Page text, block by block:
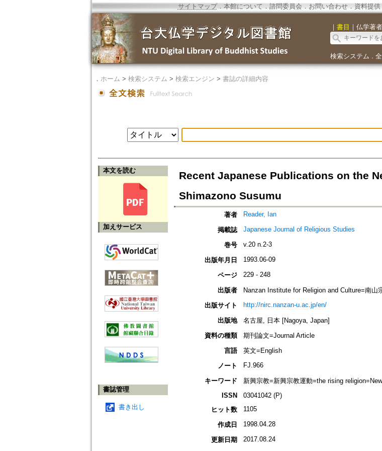
サイトマップ．本館について ． 諮問委員会． お問い合わせ． 資料提供
｜ 書目 ｜ 仏学著
検索システム ．
． ホーム > 検索システム > 検索エンジン > 書誌の詳細内容
本文を読む
加えサービス
書誌管理
書き出し
Recent Japanese Publications on the
Shimazono Susumu
著者 Reader, Ian
掲載誌 Japanese Journal of Religious Studies
巻号 v.20 n.2-3
出版年月日 1993.06-09
ページ 229 - 248
出版者
Nanzan Institute for Religion and Culture=南山
出版サイト
http://nirc.nanzan-u.ac.jp/en/
出版地
名古屋, 日本 [Nagoya, Japan]
資料の種類
期刊論文=Journal Article
言語
英文=English
ノート
FJ.966
キーワード
新興宗教=新興宗教運動=the rising
ISSN
03041042 (P)
ヒット数
1105
作成日 1998.04.28
更新日期 2017.08.24